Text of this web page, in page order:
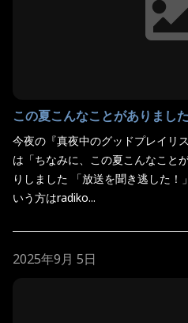
この夏こんなことがありました
今夜の『真夜中のグッドプレイリ
は「ちなみに、この夏こんなこと
りしました 「放送を聞き逃した！
いう方はradiko...
2025年9月 5日